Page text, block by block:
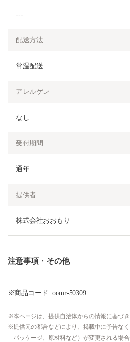
---
配送方法
常温配送
アレルゲン
なし
受付期間
通年
提供者
株式会社おおもり
注意事項・その他
※商品コード: oomr-50309
本ページは、提供自治体からの情報に基づき
提供元の都合などにより、掲載中に予告な
パッケージ、原材料など）が変更される場